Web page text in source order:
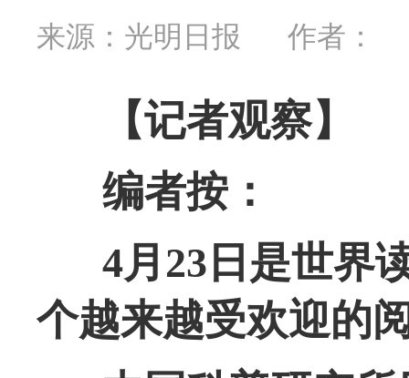
来源：光明日报 作者：
【记者观察】
编者按：
4月23日是世界
个越来越受欢迎的